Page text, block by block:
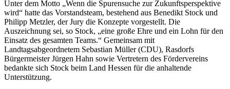
Unter dem Motto „Wenn die Spurensuche zur Zukunftsperspektive
wird“ hatte das Vorstandsteam, bestehend aus Benedikt Stock und
Philipp Metzler, der Jury die Konzepte vorgestellt. Die
Auszeichnung sei, so Stock, „eine große Ehre und ein Lohn für den
Einsatz des gesamten Teams.“ Gemeinsam mit
Landtagsabgeordnetem Sebastian Müller (CDU), Rasdorfs
Bürgermeister Jürgen Hahn sowie Vertretern des Fördervereins
bedankte sich Stock beim Land Hessen für die anhaltende
Unterstützung.